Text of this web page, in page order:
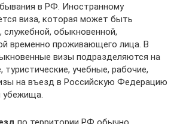
в РФ. Иностранному
виза, которая может быть
служебной, обыкновенной,
временно проживающего лица. В
визы подразделяются на
учебные, рабочие,
на въезд в Российскую Федерацию
убежища.